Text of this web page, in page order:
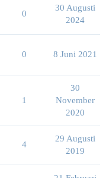
0
30 Augusti
2024
0 8 Juni 2021
1
30
November
2020
4
29 Augusti
2019